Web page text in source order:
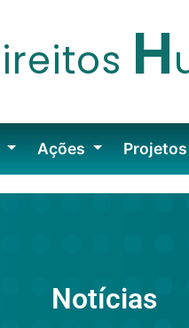
ireitos H
Ações
Notícias